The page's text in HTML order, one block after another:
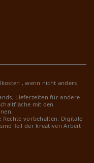
, wenn nicht anders
Lieferzeiten für andere
mit den
vorbehalten. Digitale
Teil der kreativen Arbeit